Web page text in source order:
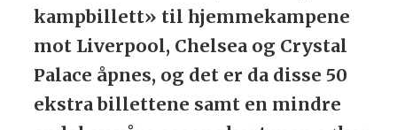
kampbillett» til hjemmekampene
mot Liverpool, Chelsea og Crystal
Palace åpnes, og det er da disse 50
ekstra billettene samt en mindre